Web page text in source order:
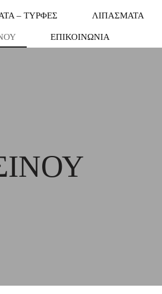
– ΤΥΡΦΕΣ ΛΙΠΑΣΜΑΤΑ
ΕΠΙΚΟΙΝΩΝΙΑ